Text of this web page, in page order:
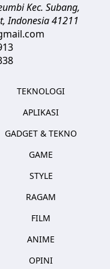
Kec. Subang,
,Indonesia41211
TEKNOLOGI
APLIKASI
GADGET & TEKNO
GAME
STYLE
RAGAM
FILM
ANIME
OPINI